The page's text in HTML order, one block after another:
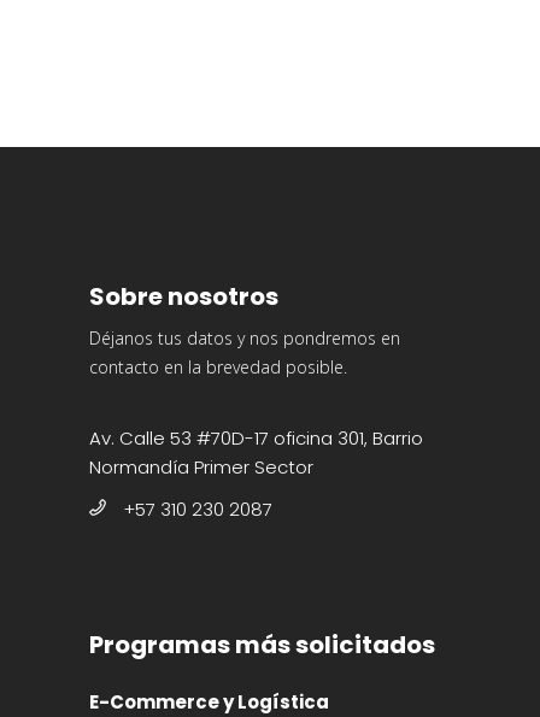
Sobre nosotros
Déjanos tus datos y nos pondremos en
contacto en la brevedad posible.
Av. Calle 53 #70D-17 oficina 301, Barrio
Normandía Primer Sector
+57 310 230 2087
Programas más solicitados
E-Commerce y Logística